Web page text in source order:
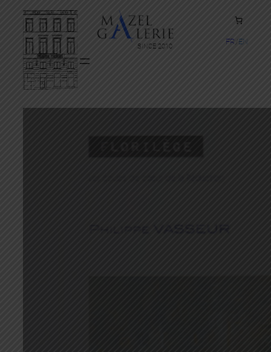
SINCE 2010
FR EN